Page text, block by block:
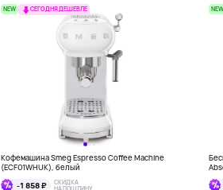
NEW СЕГОДНЯ ДЕШЕВЛЕ
Кофемашина Smeg Espresso Coffee Machine
(ECF01WHUK), белый
-1 858 ₽
СКИДКА
NEW